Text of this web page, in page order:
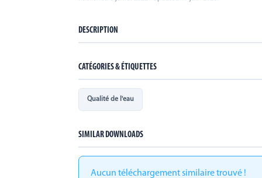
DESCRIPTION
CATÉGORIES & ÉTIQUETTES
Qualité de l'eau
SIMILAR DOWNLOADS
Aucun téléchargement similaire trouvé !